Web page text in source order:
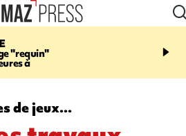
"requin"
à
11:31
poutres en aluminium
de jeux...